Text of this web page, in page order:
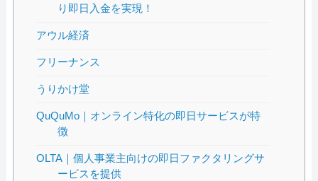
り即日入金を実現！
アウル経済
フリーナンス
うりかけ堂
QuQuMo｜オンライン特化の即日サービスが特
徴
OLTA｜個人事業主向けの即日ファクタリングサ
ービスを提供